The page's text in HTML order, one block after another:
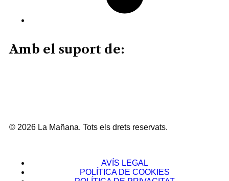
Amb el suport de:
© 2026 La Mañana. Tots els drets reservats.
AVÍS LEGAL
POLÍTICA DE COOKIES